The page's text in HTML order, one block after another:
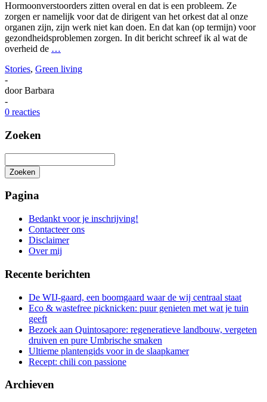
Hormoonverstoorders zitten overal en dat is een probleem. Ze
zorgen er namelijk voor dat de dirigent van het orkest dat al onze
organen zijn, zijn werk niet kan doen. En dat kan (op termijn) voor
gezondheidsproblemen zorgen. In dit bericht schreef ik al wat de
overheid de …
Stories, Green living
-
doorBarbara
-
0 reacties
Zoeken
Zoeken
zoeken
Pagina
Bedankt voor je inschrijving!
Contacteer ons
Disclaimer
Over mij
Recente berichten
De WIJ-gaard, een boomgaard waar de wij centraal staat
Eco & wastefree picknicken: puur genieten met wat je tuin
geeft
Bezoek aan Quintosapore: regeneratieve landbouw, vergeten
druiven en pure Umbrische smaken
Ultieme plantengids voor in de slaapkamer
Recept: chili con passione
Archieven